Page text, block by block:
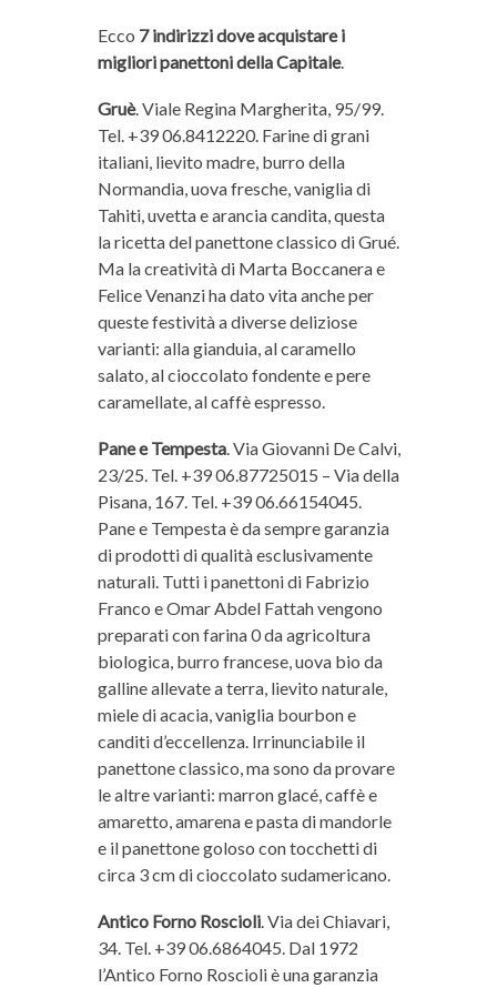
Ecco 7 indirizzi dove acquistare i
migliori panettoni della Capitale.
Gruè. Viale Regina Margherita, 95/99.
Tel. +39 06.8412220. Farine di grani
italiani, lievito madre, burro della
Normandia, uova fresche, vaniglia di
Tahiti, uvetta e arancia candita, questa
la ricetta del panettone classico di Grué.
Ma la creatività di Marta Boccanera e
Felice Venanzi ha dato vita anche per
queste festività a diverse deliziose
varianti: alla gianduia, al caramello
salato, al cioccolato fondente e pere
caramellate, al caffè espresso.
Pane e Tempesta. Via Giovanni De Calvi,
23/25. Tel. +39 06.87725015 – Via della
Pisana, 167. Tel. +39 06.66154045.
Pane e Tempesta è da sempre garanzia
di prodotti di qualità esclusivamente
naturali. Tutti i panettoni di Fabrizio
Franco e Omar Abdel Fattah vengono
preparati con farina 0 da agricoltura
biologica, burro francese, uova bio da
galline allevate a terra, lievito naturale,
miele di acacia, vaniglia bourbon e
canditi d’eccellenza. Irrinunciabile il
panettone classico, ma sono da provare
le altre varianti: marron glacé, caffè e
amaretto, amarena e pasta di mandorle
e il panettone goloso con tocchetti di
circa 3 cm di cioccolato sudamericano.
Antico Forno Roscioli. Via dei Chiavari,
34. Tel. +39 06.6864045. Dal 1972
l’Antico Forno Roscioli è una garanzia